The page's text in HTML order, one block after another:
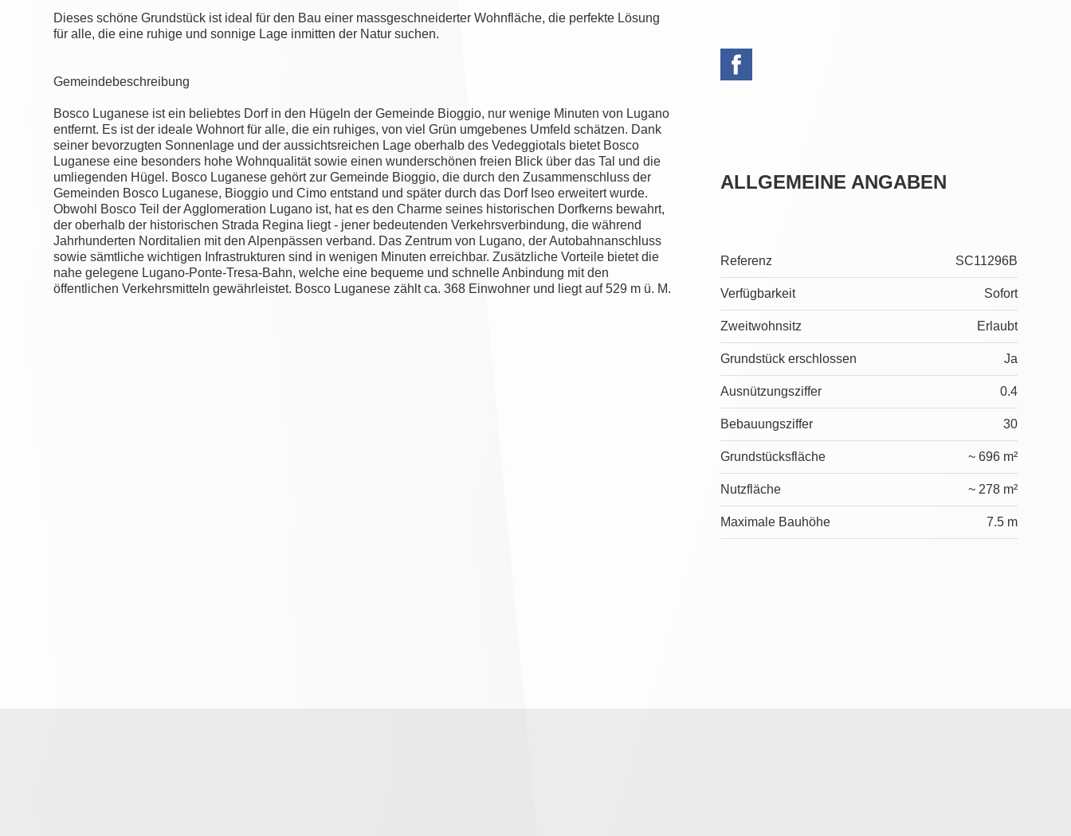
Dieses schöne Grundstück ist ideal für den Bau einer massgeschneiderter Wohnfläche, die perfekte Lösung
für alle, die eine ruhige und sonnige Lage inmitten der Natur suchen.
Gemeindebeschreibung
Bosco Luganese ist ein beliebtes Dorf in den Hügeln der Gemeinde Bioggio, nur wenige Minuten von Lugano
entfernt. Es ist der ideale Wohnort für alle, die ein ruhiges, von viel Grün umgebenes Umfeld schätzen. Dank
seiner bevorzugten Sonnenlage und der aussichtsreichen Lage oberhalb des Vedeggiotals bietet Bosco
Luganese eine besonders hohe Wohnqualität sowie einen wunderschönen freien Blick über das Tal und die
umliegenden Hügel. Bosco Luganese gehört zur Gemeinde Bioggio, die durch den Zusammenschluss der
Gemeinden Bosco Luganese, Bioggio und Cimo entstand und später durch das Dorf Iseo erweitert wurde.
Obwohl Bosco Teil der Agglomeration Lugano ist, hat es den Charme seines historischen Dorfkerns bewahrt,
der oberhalb der historischen Strada Regina liegt - jener bedeutenden Verkehrsverbindung, die während
Jahrhunderten Norditalien mit den Alpenpässen verband. Das Zentrum von Lugano, der Autobahnanschluss
sowie sämtliche wichtigen Infrastrukturen sind in wenigen Minuten erreichbar. Zusätzliche Vorteile bietet die
nahe gelegene Lugano-Ponte-Tresa-Bahn, welche eine bequeme und schnelle Anbindung mit den
öffentlichen Verkehrsmitteln gewährleistet. Bosco Luganese zählt ca. 368 Einwohner und liegt auf 529 m ü. M.
ALLGEMEINE ANGABEN
Referenz SC11296B
Verfügbarkeit Sofort
Zweitwohnsitz Erlaubt
Grundstück erschlossen Ja
Ausnützungsziffer 0.4
Bebauungsziffer 30
Grundstücksfläche ~ 696 m²
Nutzfläche ~ 278 m²
Maximale Bauhöhe 7.5 m